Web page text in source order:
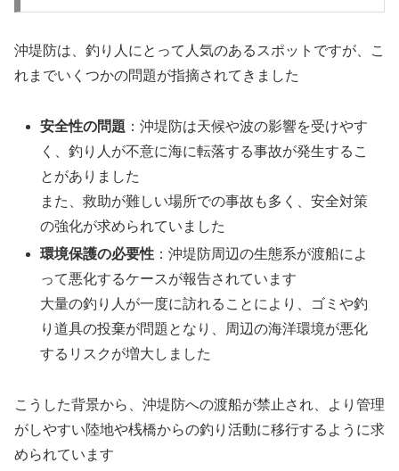
沖堤防は、釣り人にとって人気のあるスポットですが、こ
れまでいくつかの問題が指摘されてきました
安全性の問題 ：沖堤防は天候や波の影響を受けやす
く、釣り人が不意に海に転落する事故が発生するこ
とがありました
また、救助が難しい場所での事故も多く、安全対策
の強化が求められていました
環境保護の必要性 ：沖堤防周辺の生態系が渡船によ
って悪化するケースが報告されています
大量の釣り人が一度に訪れることにより、ゴミや釣
り道具の投棄が問題となり、周辺の海洋環境が悪化
するリスクが増大しました
こうした背景から、沖堤防への渡船が禁止され、より管理
がしやすい陸地や桟橋からの釣り活動に移行するように求
められています